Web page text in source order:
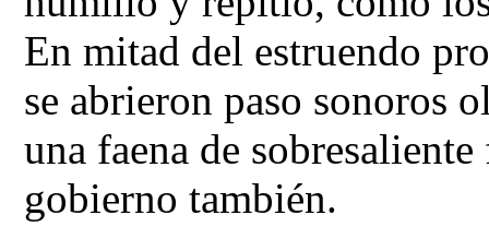
En mitad del estruendo
se abrieron paso sonoros
una faena de
gobierno también.